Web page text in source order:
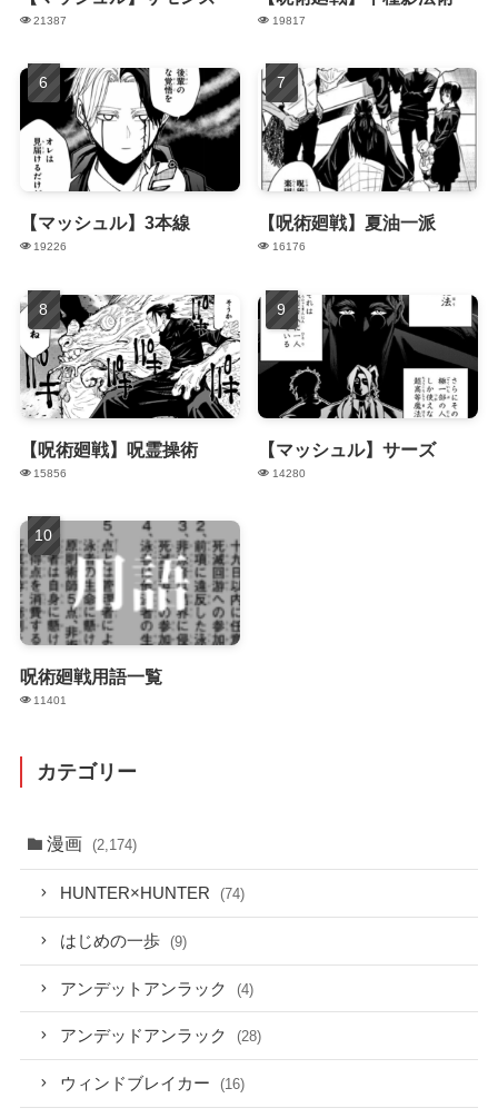
21387 19817
【マッシュル】3本線
19226
【呪術廻戦】夏油一派
16176
【呪術廻戦】呪霊操術
15856
【マッシュル】サーズ
14280
呪術廻戦用語一覧
11401
カテゴリー
漫画 (2,174)
HUNTER×HUNTER (74)
はじめの一歩 (9)
アンデットアンラック (4)
アンデッドアンラック (28)
ウィンドブレイカー (16)